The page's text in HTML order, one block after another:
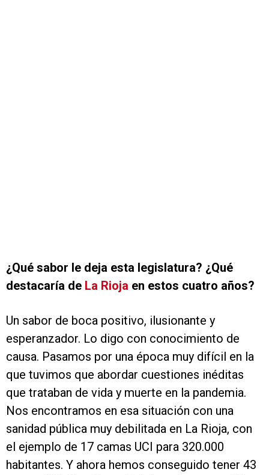
¿Qué sabor le deja esta legislatura? ¿Qué
destacaría de La Rioja en estos cuatro años?
Un sabor de boca positivo, ilusionante y
esperanzador. Lo digo con conocimiento de
causa. Pasamos por una época muy difícil en la
que tuvimos que abordar cuestiones inéditas
que trataban de vida y muerte en la pandemia.
Nos encontramos en esa situación con una
sanidad pública muy debilitada en La Rioja, con
el ejemplo de 17 camas UCI para 320.000
habitantes. Y ahora hemos conseguido tener 43